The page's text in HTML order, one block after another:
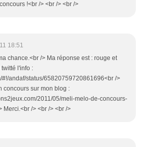
!<br /> <br /> <br />
18:51
chance.<br /> Ma réponse est : rouge et
l'info :
#!/andaf/status/65820759720861696<br />
concours sur mon blog :
2011/05/meli-melo-de-concours-
Merci.<br /> <br /> <br />